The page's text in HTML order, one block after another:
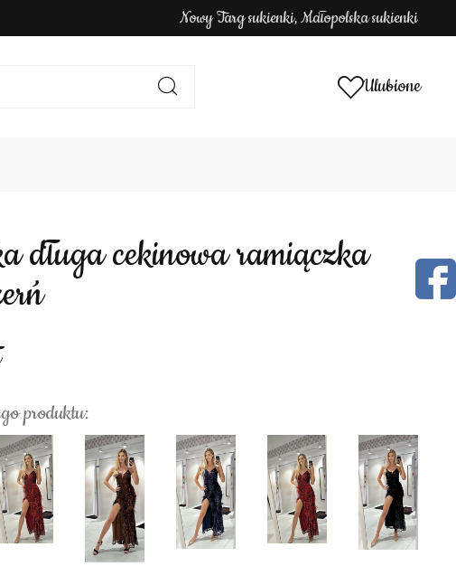
Nowy Targ sukienki, Małopolska sukienki
Ulubione
produktu: